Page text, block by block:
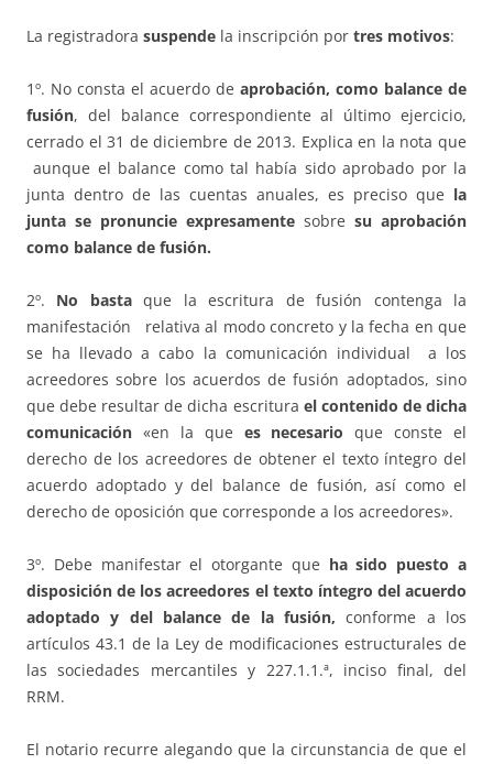
La registradora suspende la inscripción por tres motivos:
1º. No consta el acuerdo de aprobación, como balance de
fusión, del balance correspondiente al último ejercicio,
cerrado el 31 de diciembre de 2013. Explica en la nota que
aunque el balance como tal había sido aprobado por la
junta dentro de las cuentas anuales, es preciso que la
junta se pronuncie expresamente sobre su aprobación
como balance de fusión.
2º. No bastaque la escritura de fusión contenga la
manifestación relativa al modo concreto y la fecha en que
se ha llevado a cabo la comunicación individual a los
acreedores sobre los acuerdos de fusión adoptados, sino
que debe resultar de dicha escritura el contenido de dicha
comunicación «en la que es necesario que conste el
derecho de los acreedores de obtener el texto íntegro del
acuerdo adoptado y del balance de fusión, así como el
derecho de oposición que corresponde a los acreedores».
3º. Debe manifestar el otorgante que ha sido puesto a
disposición de los acreedores el texto íntegro del acuerdo
adoptado y del balance de la fusión, conforme a los
artículos 43.1 de la Ley de modificaciones estructurales de
las sociedades mercantiles y 227.1.1.ª, inciso final, del
RRM.
El notario recurre alegando que la circunstancia de que el